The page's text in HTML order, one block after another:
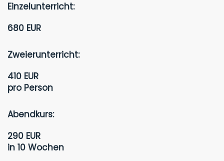
Einzelunterricht:
680 EUR
Zweierunterricht:
410 EUR
pro Person
Abendkurs:
290 EUR
in 10 Wochen